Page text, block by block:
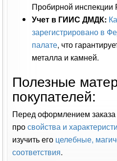
Пробирной инспекции
Учет в ГИИС ДМДК:
зарегистрировано в
палате, что
металла и камней.
Полезные
покупателей:
Перед оформлением
просвойства и
изучить его целебные,
соответствия.